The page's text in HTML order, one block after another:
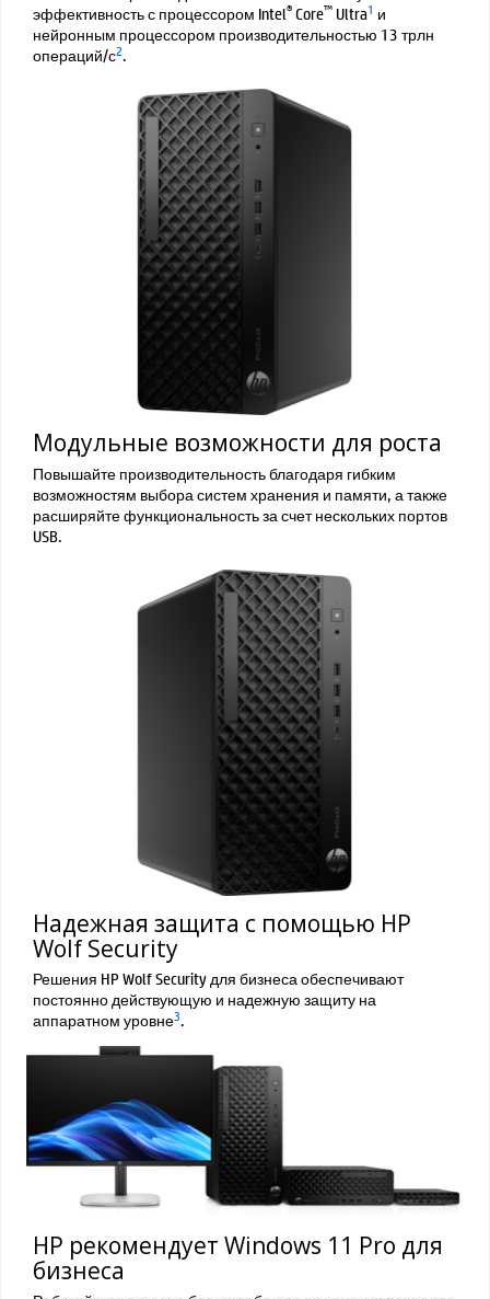
эффективность с процессором Intel®Core™ Ultra1 и
нейронным процессором производительностью 13 трлн
операций/с2.
Модульные возможности для роста
Повышайте производительность благодаря гибким
возможностям выбора систем хранения и памяти, а также
расширяйте функциональность за счет нескольких портов
USB.
Надежная защита с помощью HP
Wolf Security
Решения HP Wolf Security для бизнеса обеспечивают
постоянно действующую и надежную защиту на
аппаратном уровне3.
HP рекомендует Windows 11 Pro для
бизнеса